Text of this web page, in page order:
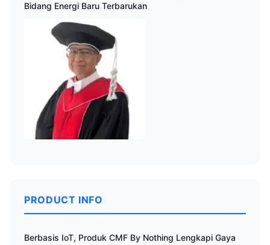
Bidang Energi Baru Terbarukan
PRODUCT INFO
Berbasis IoT, Produk CMF By Nothing Lengkapi Gaya